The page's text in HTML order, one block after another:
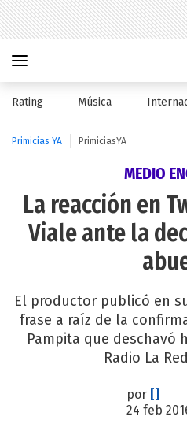
Rating Música
Primicias YA PrimiciasYA
MEDIO
La reacción en
Viale ante la
El productor publicó en
frase a raíz de la
Pampita que deschavó
Radio La
por []
24 feb